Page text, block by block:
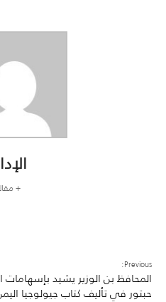
+
Previous:
المحافظ بن الوزير يشيد بإسهامات
حبتور في تأليف كتاب جيولوجيا